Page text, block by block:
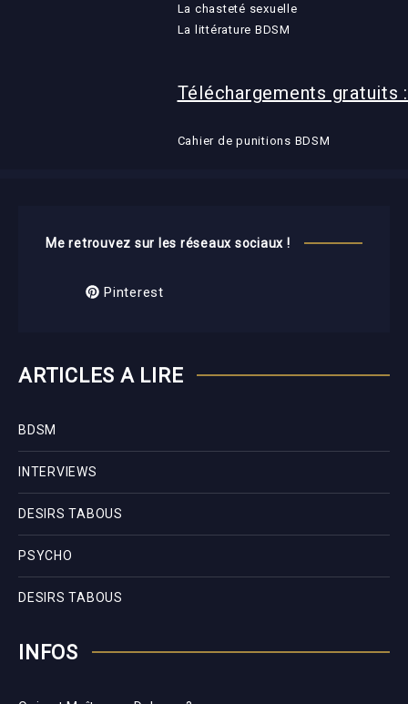
La chasteté sexuelle
La littérature BDSM
Téléchargements gratuits :
Cahier de punitions BDSM
Me retrouvez sur les réseaux sociaux !
Pinterest
ARTICLES A LIRE
BDSM
INTERVIEWS
DESIRS TABOUS
PSYCHO
DESIRS TABOUS
INFOS